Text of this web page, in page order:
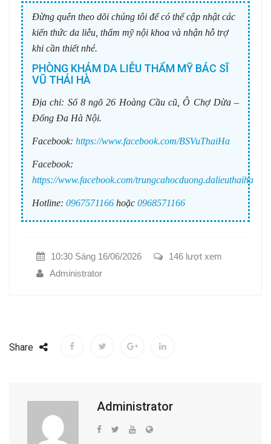
Đừng quên theo dõi chúng tôi để có thể cập nhật các
kiến thức da liễu, thẩm mỹ nội khoa và nhận hỗ trợ
khi cần thiết nhé.
PHÒNG KHÁM DA LIỄU THẨM MỸ BÁC SĨ
VŨ THÁI HÀ
Địa chỉ: Số 8 ngõ 26 Hoàng Cầu cũ, Ô Chợ Dừa –
Đống Đa Hà Nội.
Facebook: https://www.facebook.com/BSVuThaiHa
Facebook:
https://www.facebook.com/trungcahocduong.dalieuthaiha
Hotline: 0967571166 hoặc 0968571166
10:30 Sáng 16/06/2026
146 lượt xem
Administrator
Share
Administrator